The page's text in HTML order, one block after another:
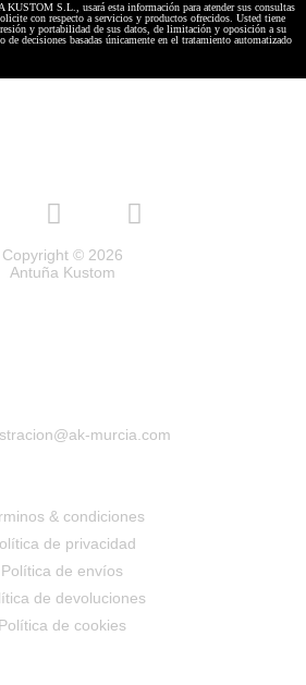
KUSTOM S.L., usará esta información para atender sus consultas
con respecto a servicios y productos ofrecidos. Usted tiene
y portabilidad de sus datos, de limitación y oposición a su
decisiones basadas únicamente en el tratamiento automatizado
Copyright © 2026
Antuña Kustom
murcia.com
& condiciones
de privacidad
Política de envíos
de devoluciones
Política de cookies